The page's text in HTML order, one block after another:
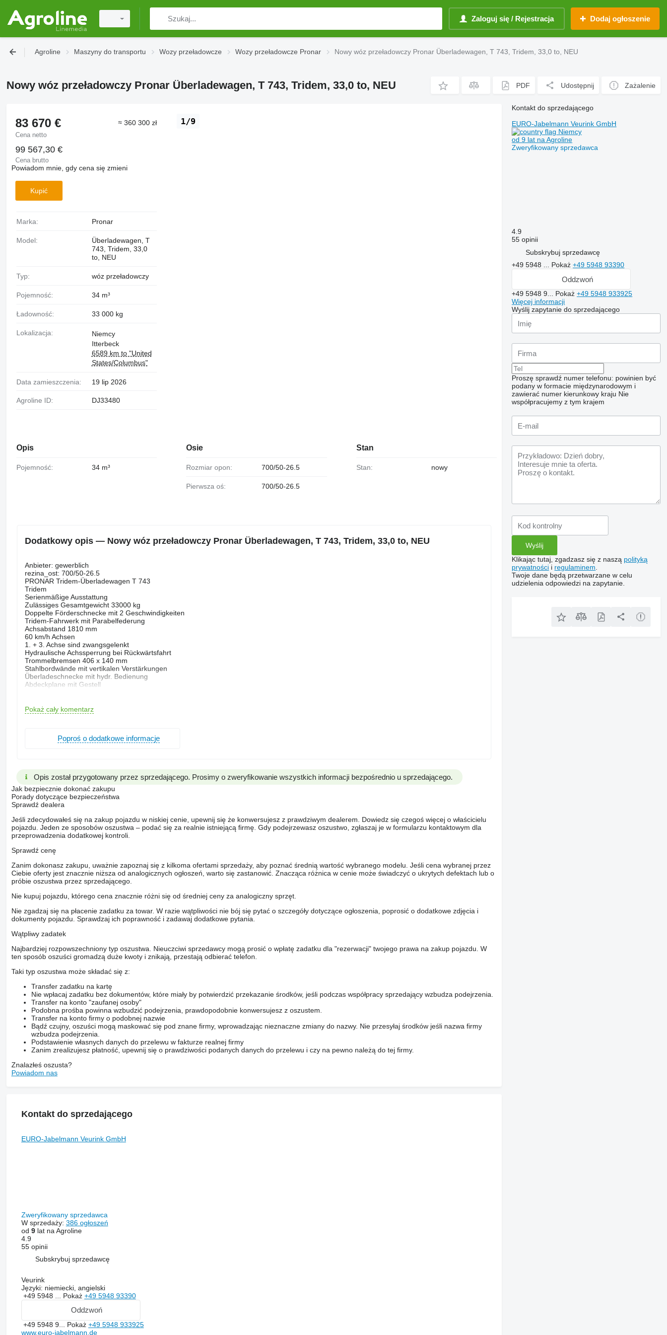
Zaloguj się / Rejestracja Dodaj ogłoszenie
Agroline Maszyny do transportu Wozy przeładowcze Wozy przeładowcze Pronar Nowy wóz przeładowczy Pronar Überladewagen, T 743, Tridem, 33,0 to, NEU
Nowy wóz przeładowczy Pronar Überladewagen, T 743, Tridem, 33,0 to, NEU PDF Udostępnij Zażalenie
1/9
83 670 €
Cena netto
≈ 360 300 zł
99 567,30 €
Cena brutto
Powiadom mnie, gdy cena się zmieni
Kupić
Marka: Pronar
Model:
Überladewagen, T
743, Tridem, 33,0
to, NEU
Typ: wóz przeładowczy
Pojemność: 34 m³
Ładowność: 33 000 kg
Lokalizacja:
Niemcy
Itterbeck
6589 km to "United
States/Columbus"
Data zamieszczenia: 19 lip 2026
Agroline ID: DJ33480
Opis
Pojemność: 34 m³
Osie
Rozmiar opon: 700/50-26.5
Pierwsza oś: 700/50-26.5
Stan
Stan: nowy
Dodatkowy opis — Nowy wóz przeładowczy Pronar Überladewagen, T 743, Tridem, 33,0 to, NEU
Anbieter: gewerblich
rezina_ost: 700/50-26.5
PRONAR Tridem-Überladewagen T 743
Tridem
Serienmäßige Ausstattung
Zulässiges Gesamtgewicht 33000 kg
Doppelte Förderschnecke mit 2 Geschwindigkeiten
Tridem-Fahrwerk mit Parabelfederung
Achsabstand 1810 mm
60 km/h Achsen
1. + 3. Achse sind zwangsgelenkt
Hydraulische Achssperrung bei Rückwärtsfahrt
Trommelbremsen 406 x 140 mm
Stahlbordwände mit vertikalen Verstärkungen
Überladeschnecke mit hydr. Bedienung
Abdeckplane mit Gestell
Starre Deichsel mit Kugelkopf K 80
Teleskopschrägstützfuß mit Getriebe
Kurbelbremse
Technische Daten
Zul. Gesamtgewicht 33000 kg
Eigengewicht ca. 10300 kg
Nutzlast ca. 22700 kg
Abladeleistung ca. 200-400 m³/Std
Pritschenlänge innen ca. 7265 mm
Pritschenbreite innen ca. 2492 mm
Gesamtbreite ca. 2900 mm
Bordwandhöhe ca. 1440 + 340 mm
Stahlboden ca. 4 mm
Bordwände ca. 4 mm
Spurweite ca. 2200 mm
Betriebsdruck ca. 200 bar
Abladeschnecke Länge ca. 5170 mm
Abladeschnecke Durchmesser ca. 430 mm
Überladehöhe ca. 4850 mm max
Bereifung 700/50 - 26,5
Gegen Mehrpreis auf Anfrage
ALB-Regler
8-Punkt-Wiegeeinrichtung
Drucker
Bereifung 600/55-26,5
Bereifung 600/55R26,5
Bereifung 700/50-26,5
Bereifung 710/50R26,5
TÜV-Gutachten
Finanzierung und Anlieferung gegen Mehrpreis möglich
Überladehöhe 4.8 m
Pokaż cały komentarz
Poproś o dodatkowe informacje
Opis został przygotowany przez sprzedającego. Prosimy o zweryfikowanie wszystkich informacji bezpośrednio u sprzedającego.
Jak bezpiecznie dokonać zakupu
Porady dotyczące bezpieczeństwa
Sprawdź dealera
Jeśli zdecydowałeś się na zakup pojazdu w niskiej cenie, upewnij się że konwersujesz z prawdziwym dealerem. Dowiedz się czegoś więcej o właścicielu
pojazdu. Jeden ze sposobów oszustwa – podać się za realnie istniejącą firmę. Gdy podejrzewasz oszustwo, zgłaszaj je w formularzu kontaktowym dla
przeprowadzenia dodatkowej kontroli.
Sprawdź cenę
Zanim dokonasz zakupu, uważnie zapoznaj się z kilkoma ofertami sprzedaży, aby poznać średnią wartość wybranego modelu. Jeśli cena wybranej przez
Ciebie oferty jest znacznie niższa od analogicznych ogłoszeń, warto się zastanowić. Znacząca różnica w cenie może świadczyć o ukrytych defektach lub o
próbie oszustwa przez sprzedającego.
Nie kupuj pojazdu, którego cena znacznie różni się od średniej ceny za analogiczny sprzęt.
Nie zgadzaj się na płacenie zadatku za towar. W razie wątpliwości nie bój się pytać o szczegóły dotyczące ogłoszenia, poprosić o dodatkowe zdjęcia i
dokumenty pojazdu. Sprawdzaj ich poprawność i zadawaj dodatkowe pytania.
Wątpliwy zadatek
Najbardziej rozpowszechniony typ oszustwa. Nieuczciwi sprzedawcy mogą prosić o wpłatę zadatku dla "rezerwacji" twojego prawa na zakup pojazdu. W
ten sposób oszuści gromadzą duże kwoty i znikają, przestają odbierać telefon.
Taki typ oszustwa może składać się z:
Transfer zadatku na kartę
Nie wpłacaj zadatku bez dokumentów, które miały by potwierdzić przekazanie środków, jeśli podczas współpracy sprzedający wzbudza podejrzenia.
Transfer na konto "zaufanej osoby"
Podobna prośba powinna wzbudzić podejrzenia, prawdopodobnie konwersujesz z oszustem.
Transfer na konto firmy o podobnej nazwie
Bądź czujny, oszuści mogą maskować się pod znane firmy, wprowadzając nieznaczne zmiany do nazwy. Nie przesyłaj środków jeśli nazwa firmy
wzbudza podejrzenia.
Podstawienie własnych danych do przelewu w fakturze realnej firmy
Zanim zrealizujesz płatność, upewnij się o prawdziwości podanych danych do przelewu i czy na pewno należą do tej firmy.
Znalazłeś oszusta?
Powiadom nas
Kontakt do sprzedającego
EURO-Jabelmann Veurink GmbH
Zweryfikowany sprzedawca
W sprzedaży: 386 ogłoszeń
od 9lat na Agroline
4.9
55 opinii
Subskrybuj sprzedawcę
Veurink
Języki: niemiecki, angielski
+49 5948 ... Pokaż +49 5948 93390
Oddzwoń
+49 5948 9... Pokaż +49 5948 933925
www.euro-jabelmann.de
Kontakt do sprzedającego
EURO-Jabelmann Veurink GmbH
Niemcy
od 9 lat na Agroline
Zweryfikowany sprzedawca
4.9
55 opinii
Subskrybuj sprzedawcę
+49 5948 ... Pokaż+49 5948 93390
Oddzwoń
+49 5948 9... Pokaż+49 5948 933925
Więcej informacji
Wyślij zapytanie do sprzedającego
Proszę sprawdź numer telefonu: powinien być
podany w formacie międzynarodowym i
zawierać numer kierunkowy kraju Nie
współpracujemy z tym krajem
Klikając tutaj, zgadzasz się z naszą polityką
prywatności i regulaminem
Twoje dane będą przetwarzane w celu
udzielenia odpowiedzi na zapytanie.